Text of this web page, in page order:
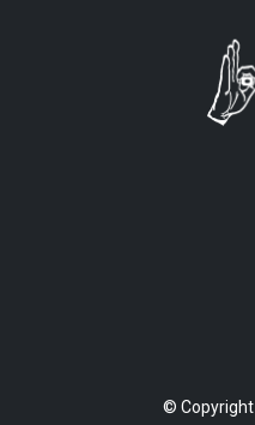
© Copyright